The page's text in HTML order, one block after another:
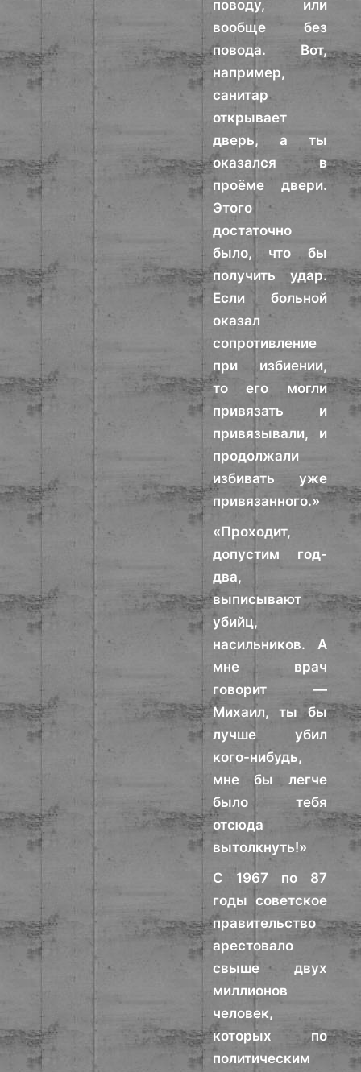
поводу, или
вообще без
повода. Вот,
например,
санитар
открывает
дверь, а ты
оказался в
проёме двери.
Этого
достаточно
было, что бы
получить удар.
Если больной
оказал
сопротивление
при избиении,
то его могли
привязать и
привязывали, и
продолжали
избивать уже
привязанного.»
«Проходит,
допустим год-
два,
выписывают
убийц,
насильников. А
мне врач
говорит —
Михаил, ты бы
лучше убил
кого-нибудь,
мне бы легче
было тебя
отсюда
вытолкнуть!»
С 1967 по 87
годы советское
правительство
арестовало
свыше двух
миллионов
человек,
которых по
политическим